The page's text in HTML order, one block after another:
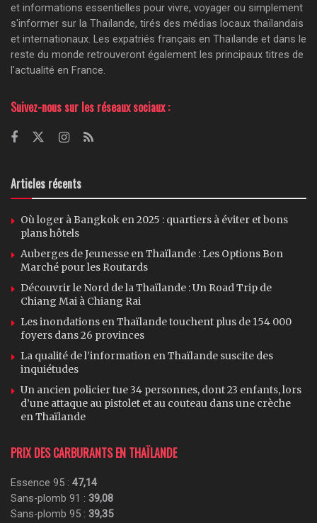
et informations essentielles pour vivre, voyager ou simplement
s'informer sur la Thaïlande, tirés des médias locaux thaïlandais
et internationaux. Les expatriés français en Thaïlande et dans le
reste du monde retrouveront également les principaux titres de
l'actualité en France.
Suivez-nous sur les réseaux sociaux :
Articles récents
Où loger à Bangkok en 2025 : quartiers à éviter et bons
plans hôtels
Auberges de Jeunesse en Thaïlande : Les Options Bon
Marché pour les Routards
Découvrir le Nord de la Thaïlande : Un Road Trip de
Chiang Mai à Chiang Rai
Les inondations en Thaïlande touchent plus de 154 000
foyers dans 26 provinces
La qualité de l’information en Thaïlande suscite des
inquiétudes
Un ancien policier tue 34 personnes, dont 23 enfants, lors
d’une attaque au pistolet et au couteau dans une crèche
en Thaïlande
PRIX DES CARBURANTS EN THAÏLANDE
Essence 95 : 47,14
Sans-plomb 91 : 39,08
Sans-plomb 95 : 39,35